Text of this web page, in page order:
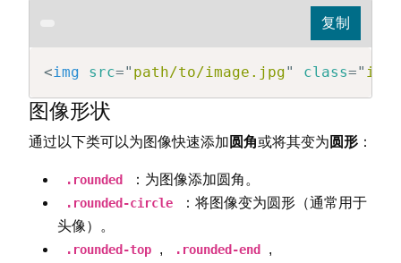
<img src=" path/to/image.jpg" class="
图像形状
通过以下类可以为图像快速添加 圆角或将其变为 圆形 ：
.rounded ：为图像添加圆角。
.rounded-circle
：将图像变为圆形（通常用于
头像）。
.rounded-top , .rounded-end ,